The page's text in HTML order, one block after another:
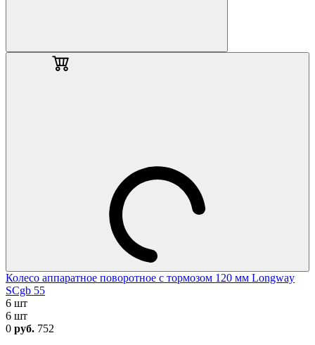
Колесо аппаратное поворотное с тормозом 120 мм Longway
SCgb 55
6 шт
6 шт
0 руб. 752